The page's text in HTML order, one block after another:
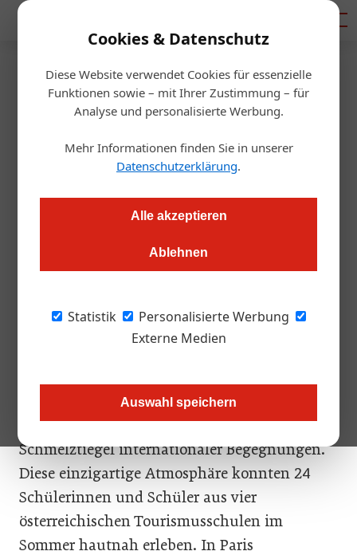
Cookies & Datenschutz
Diese Website verwendet Cookies für essenzielle
Funktionen sowie – mit Ihrer Zustimmung – für
Analyse und personalisierte Werbung.
Mehr Informationen finden Sie in unserer
Datenschutzerklärung.
Alle akzeptieren
Ablehnen
Statistik
Personalisierte Werbung
Externe Medien
Auswahl speichern
Startseite/Gastro & Hotel
Ausbildung
Lernen fürs Leben bei den
Olympischen Spielen
24 Schülerinnen und Schüler der führenden Tourismusschulen
Gäste des Austria House. Eine Erfahrung, die die Jungköche
sicherlich nicht nur beruflich, sondern auch persönlich prägte.
sportliches Großereignis, sondern auch ein
Treffpunkt der Kulturen und ein
Schmelztiegel internationaler Begegnungen.
Diese einzigartige Atmosphäre konnten 24
Schülerinnen und Schüler aus vier
österreichischen Tourismusschulen im
Sommer hautnah erleben. In Paris